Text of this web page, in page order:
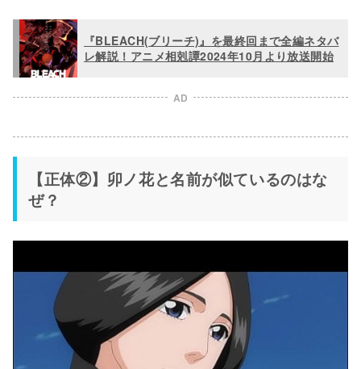
『BLEACH(ブリーチ)』を最終回まで全編ネタバ
レ解説！アニメ相剋譚2024年10月より放送開始
AD
【正体②】卯ノ花と名前が似ているのはな
ぜ？